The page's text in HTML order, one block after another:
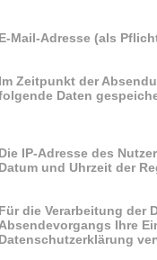
Mail-Adresse (als
Zeitpunkt der
Daten
IP-Adresse des
und Uhrzeit der
die Verarbeitung der
Ihre